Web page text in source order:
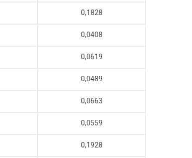
0,1828
0,0408
0,0619
0,0489
0,0663
0,0559
0,1928